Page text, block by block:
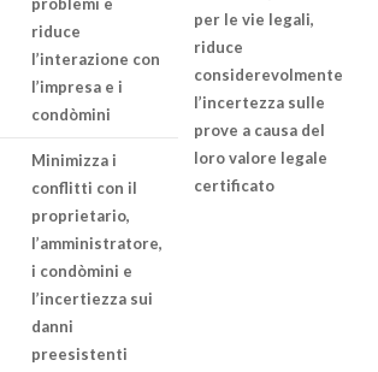
riduce
l’interazione con
l’impresa e i
condòmini
per le vie legali,
riduce
considerevolmente
l’incertezza sulle
prove a causa del
loro valore legale
certificato
Minimizza i
conflitti con il
proprietario,
l’amministratore,
i condòmini e
l’incertiezza sui
danni
preesistenti